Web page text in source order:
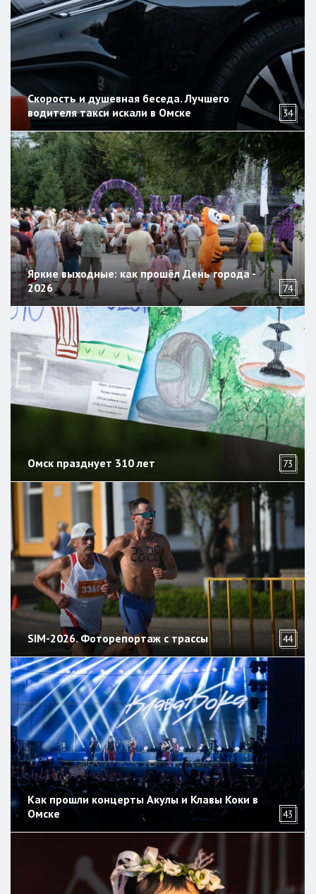
Скорость и душевная беседа. Лучшего
водителя такси искали в Омске
34
Яркие выходные: как прошёл День города -
2026
74
Омск празднует 310 лет 73
SIM-2026. Фоторепортаж с трассы 44
Как прошли концерты Акулы и Клавы Коки в
Омске
43